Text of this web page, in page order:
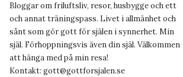
Bloggar om friluftsliv, resor, husbygge och ett
och annat träningspass. Livet i allmänhet och
sånt som gör gott för själen i synnerhet. Min
själ. Förhoppningsvis även din själ. Välkommen
att hänga med på min resa!
Kontakt: gott@gottforsjalen.se